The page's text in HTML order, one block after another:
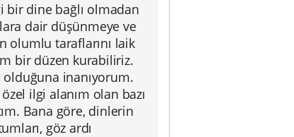
bir dine bağlı olmadan
dair düşünmeye ve
olumlu taraflarını laik
bir düzen kurabiliriz.
inanıyorum.
ilgi alanım olan bazı
Bana göre, dinlerin
göz ardı